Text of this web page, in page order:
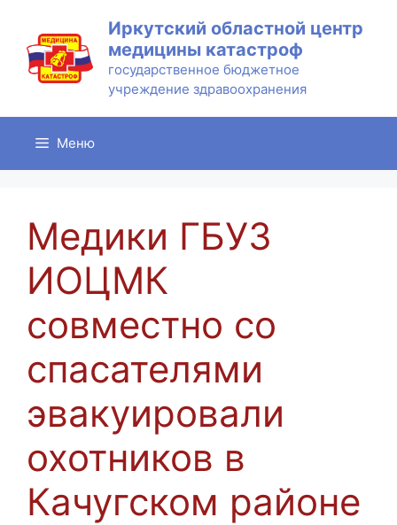
содержимому
Иркутский областной центр
медицины катастроф
государственное бюджетное
учреждение здравоохранения
Меню
Медики ГБУЗ
ИОЦМК
совместно со
спасателями
эвакуировали
охотников в
Качугском районе